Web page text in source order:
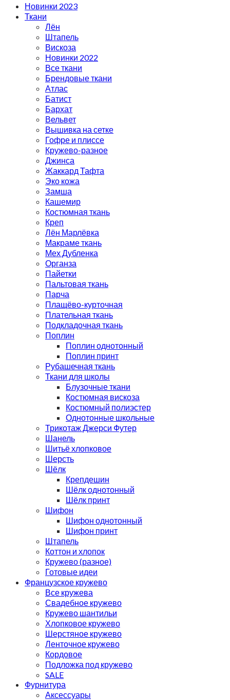
Новинки 2023
Ткани
Лён
Штапель
Вискоза
Новинки 2022
Все ткани
Брендовые ткани
Атлас
Батист
Бархат
Вельвет
Вышивка на сетке
Гофре и плиссе
Кружево-разное
Джинса
Жаккард Тафта
Эко кожа
Замша
Кашемир
Костюмная ткань
Креп
Лён Марлёвка
Макраме ткань
Мех Дубленка
Органза
Пайетки
Пальтовая ткань
Парча
Плащёво-курточная
Плательная ткань
Подкладочная ткань
Поплин
Поплин однотонный
Поплин принт
Рубашечная ткань
Ткани для школы
Блузочные ткани
Костюмная вискоза
Костюмный полиэстер
Однотонные школьные
Трикотаж Джерси Футер
Шанель
Шитьё хлопковое
Шерсть
Шёлк
Крепдешин
Шёлк однотонный
Шёлк принт
Шифон
Шифон однотонный
Шифон принт
Штапель
Коттон и хлопок
Кружево (разное)
Готовые идеи
Французское кружево
Все кружева
Свадебное кружево
Кружево шантильи
Хлопковое кружево
Шерстяное кружево
Ленточное кружево
Кордовое
Подложка под кружево
SALE
Фурнитура
Аксессуары